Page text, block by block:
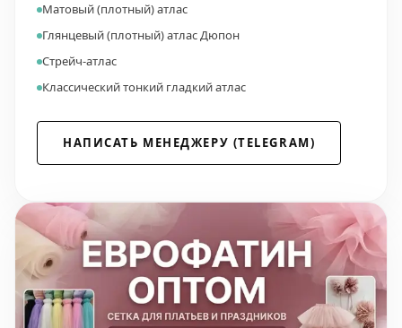
Матовый (плотный) атлас
Глянцевый (плотный) атлас Дюпон
Стрейч-атлас
Классический тонкий гладкий атлас
НАПИСАТЬ МЕНЕДЖЕРУ (TELEGRAM)